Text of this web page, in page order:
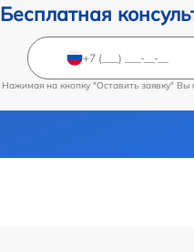
Бесплатная
Нажимая на кнопку "Оставить заявку" Вы